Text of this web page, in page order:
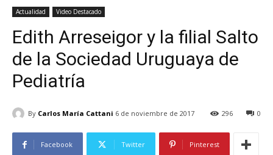
Actualidad Video Destacado
Edith Arreseigor y la filial Salto
de la Sociedad Uruguaya de
Pediatría
By Carlos María Cattani 6 de noviembre de 2017 0
296
Facebook Twitter Pinterest